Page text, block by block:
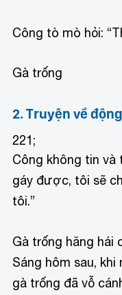
Công tò mò hỏi:
Gà trống
2. Truyện về
221;
Công không tin và
gáy được, tôi sẽ
tôi.”
Gà trống hăng hái
Sáng hôm sau,
gà trống đã vỗ